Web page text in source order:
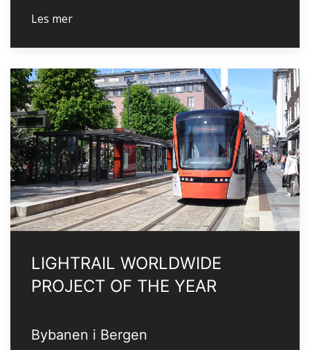
Les mer
LIGHTRAIL WORLDWIDE
PROJECT OF THE YEAR
Bybanen i Bergen